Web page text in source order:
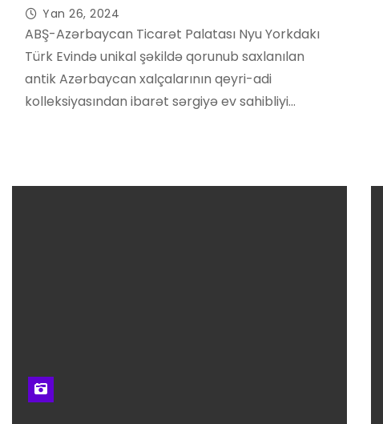
Yan 26, 2024
ABŞ-Azərbaycan Ticarət Palatası Nyu Yorkdakı
Türk Evində unikal şəkildə qorunub saxlanılan
antik Azərbaycan xalçalarının qeyri-adi
kolleksiyasından ibarət sərgiyə ev sahibliyi…